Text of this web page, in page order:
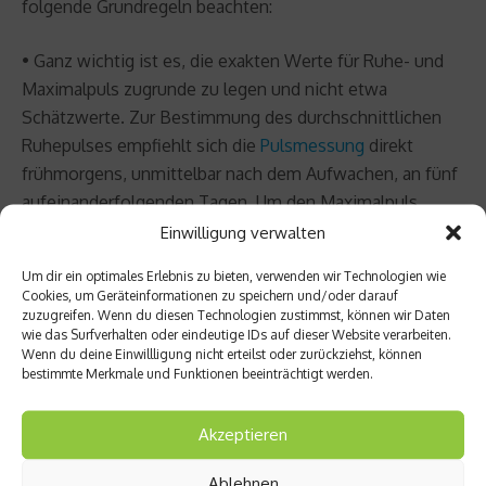
Einwilligung verwalten
Um dir ein optimales Erlebnis zu bieten, verwenden wir Technologien wie
Cookies, um Geräteinformationen zu speichern und/oder darauf
zuzugreifen. Wenn du diesen Technologien zustimmst, können wir Daten
wie das Surfverhalten oder eindeutige IDs auf dieser Website verarbeiten.
Wenn du deine Einwillligung nicht erteilst oder zurückziehst, können
bestimmte Merkmale und Funktionen beeinträchtigt werden.
Akzeptieren
folgende Grundregeln beachten:
• Ganz wichtig ist es, die exakten Werte für Ruhe- und
Maximalpuls zugrunde zu legen und nicht etwa
Schätzwerte. Zur Bestimmung des durchschnittlichen
Ruhepulses empfiehlt sich die Pulsmessung direkt
frühmorgens, unmittelbar nach dem Aufwachen, an fünf
aufeinanderfolgenden Tagen. Um den Maximalpuls
zuverlässig zu ermitteln, hat sich folgende Methode als
Aufwärmen800 m so schnell wie möglich, am besten
im Stadion. Nach einminütiger Trabpause wiederholen
Sie die 800 m im Maximaltempo, wobei besonders die
letzten 100 m mit vollem Einsatz zu laufen sind. Messen
• Die Berechnung des Belastungswerts für
Intervalltraining kann sich als schwierig erweisen. Sie